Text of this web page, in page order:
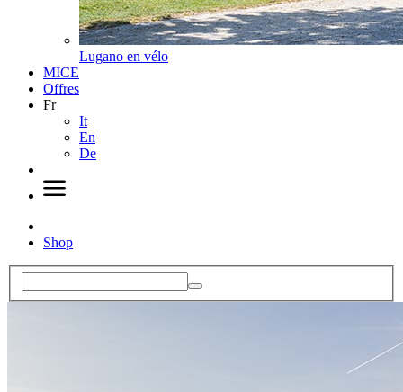
Lugano en vélo
MICE
Offres
Fr
It
En
De
Shop